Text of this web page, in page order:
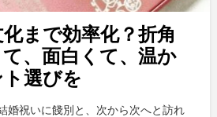
まで効率化？折角
、面白くて、温か
選びを
婚祝いに餞別と、次から次へと訪れ